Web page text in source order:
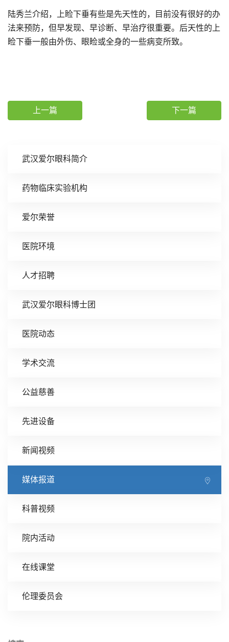
武汉爱尔眼科简介
药物临床实验机构
爱尔荣誉
医院环境
人才招聘
武汉爱尔眼科博士团
医院动态
学术交流
公益慈善
先进设备
新闻视频
媒体报道
科普视频
院内活动
在线课堂
伦理委员会
陆秀兰介绍，上睑下垂有些是先天性的，目前没有很好的办
法来预防，但早发现、早诊断、早治疗很重要。后天性的上
睑下垂一般由外伤、眼睑或全身的一些病变所致。
上一篇 下一篇